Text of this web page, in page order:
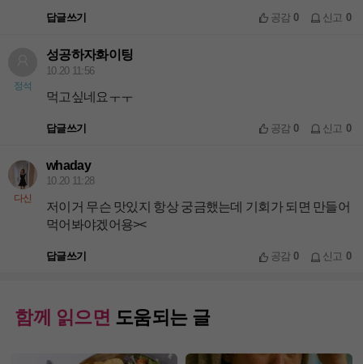
답글쓰기 공감0 신고 0
정석
성공하자화이팅
10.20 11:56
먹고싶네요ㅜㅜ
답글쓰기 공감0 신고 0
다신
whaday
10.20 11:28
저이거 무슨 맛있지 항상 궁금했는데 기회가 되면 만들어
먹어봐야겠어용><
답글쓰기 공감0 신고 0
함께 읽으면 도움되는 글